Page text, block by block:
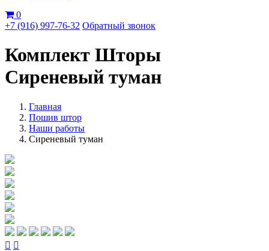
0
+7 (916) 997-76-32 Обратный звонок
Комплект Шторы
Сиреневый туман
Главная
Пошив штор
Наши работы
Сиреневый туман
 